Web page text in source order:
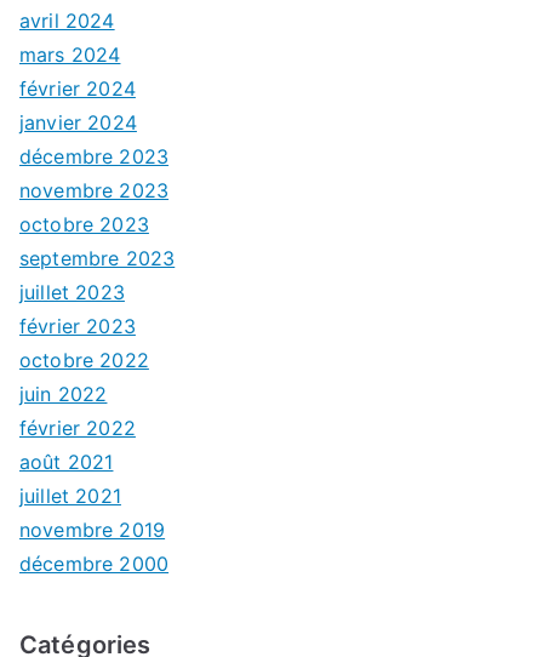
avril 2024
mars 2024
février 2024
janvier 2024
décembre 2023
novembre 2023
octobre 2023
septembre 2023
juillet 2023
février 2023
octobre 2022
juin 2022
février 2022
août 2021
juillet 2021
novembre 2019
décembre 2000
Catégories